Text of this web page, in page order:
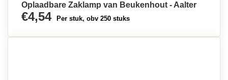
Oplaadbare Zaklamp van Beukenhout - Aalter
€4,54 Per stuk, obv 250 stuks